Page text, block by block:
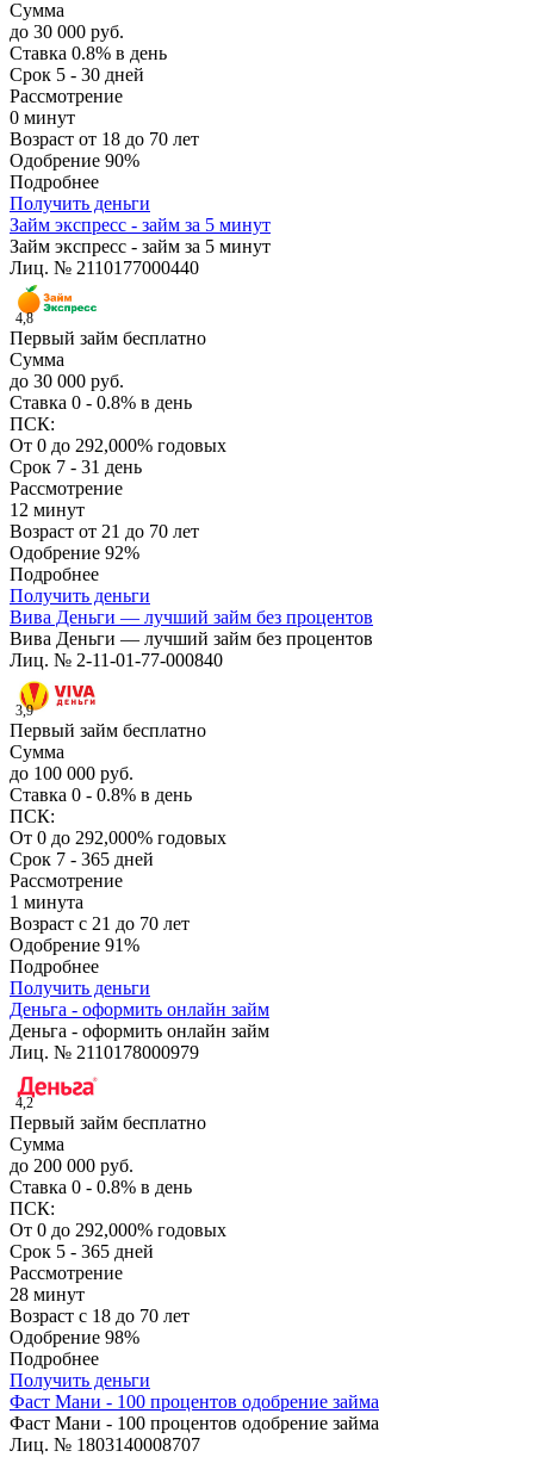
Сумма
до 30 000 руб.
Ставка 0.8% в день
Срок 5 - 30 дней
Рассмотрение
0 минут
Возраст от 18 до 70 лет
Одобрение 90%
Подробнее
Получить деньги
Займ экспресс - займ за 5 минут
Займ экспресс - займ за 5 минут
Лиц. № 2110177000440
4,8
Первый займ бесплатно
Сумма
до 30 000 руб.
Ставка 0 - 0.8% в день
ПСК:
От 0 до 292,000% годовых
Срок 7 - 31 день
Рассмотрение
12 минут
Возраст от 21 до 70 лет
Одобрение 92%
Подробнее
Получить деньги
Вива Деньги — лучший займ без процентов
Вива Деньги — лучший займ без процентов
Лиц. № 2-11-01-77-000840
3,9
Первый займ бесплатно
Сумма
до 100 000 руб.
Ставка 0 - 0.8% в день
ПСК:
От 0 до 292,000% годовых
Срок 7 - 365 дней
Рассмотрение
1 минута
Возраст с 21 до 70 лет
Одобрение 91%
Подробнее
Получить деньги
Деньга - оформить онлайн займ
Деньга - оформить онлайн займ
Лиц. № 2110178000979
4,2
Первый займ бесплатно
Сумма
до 200 000 руб.
Ставка 0 - 0.8% в день
ПСК:
От 0 до 292,000% годовых
Срок 5 - 365 дней
Рассмотрение
28 минут
Возраст с 18 до 70 лет
Одобрение 98%
Подробнее
Получить деньги
Фаст Мани - 100 процентов одобрение займа
Фаст Мани - 100 процентов одобрение займа
Лиц. № 1803140008707